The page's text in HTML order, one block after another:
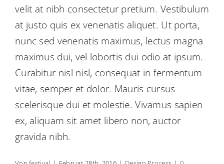
velit at nibh consectetur pretium. Vestibulum
at justo quis ex venenatis aliquet. Ut porta,
nunc sed venenatis maximus, lectus magna
maximus dui, vel lobortis dui odio at ipsum.
Curabitur nisl nisl, consequat in fermentum
vitae, semper et dolor. Mauris cursus
scelerisque dui et molestie. Vivamus sapien
ex, aliquam sit amet libero non, auctor
gravida nibh.